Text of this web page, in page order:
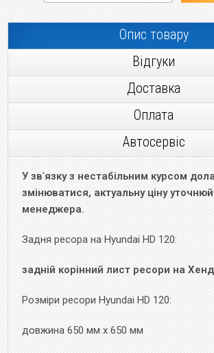
Опис товару
Відгуки
Доставка
Оплата
Автосервіс
У зв'язку з нестабільним курсом
змінюватися, актуальну ціну
менеджера.
Задня ресора на Hyundai HD 120:
задній корінний лист ресори на
Розміри ресори Hyundai HD 120:
довжина 650 мм х 650 мм